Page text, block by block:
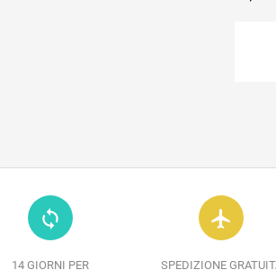
loop
14 GIORNI PER
flight
SPEDIZIONE